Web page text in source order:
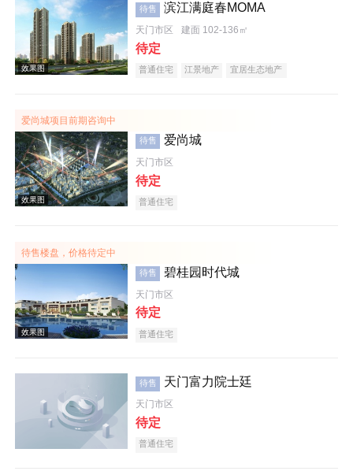
效果图
效果图
效果图
待售 滨江满庭春MOMA
天门市区 建面 102-136㎡
待定
普通住宅 江景地产 宜居生态地产
爱尚城项目前期咨询中
待售 爱尚城
天门市区
待定
普通住宅
待售楼盘，价格待定中
待售 碧桂园时代城
天门市区
待定
普通住宅
待售 天门富力院士廷
天门市区
待定
普通住宅